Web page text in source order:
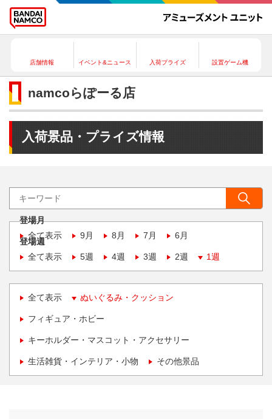
店舗情報 イベント&ニュース 入荷プライズ 設置ゲーム機
namcoらぽーる店
入荷景品・プライズ情報
登場月
全て表示
9月 8月 7月 6月
登場週
全て表示
5週 4週 3週 2週 1週
全て表示 ぬいぐるみ・クッション
フィギュア・ホビー
キーホルダー・マスコット・アクセサリー
生活雑貨・インテリア・小物 その他景品